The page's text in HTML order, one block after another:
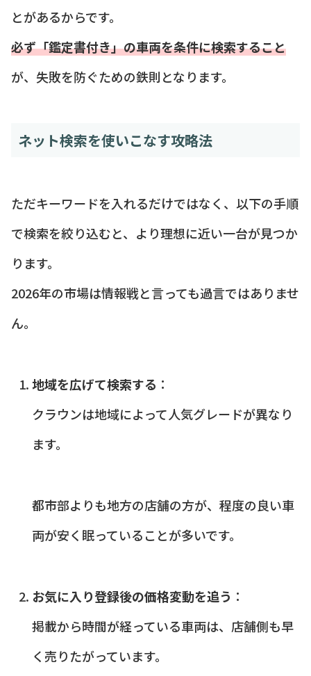
とがあるからです。
必ず「鑑定書付き」の車両を条件に検索すること
が、失敗を防ぐための鉄則となります。
ネット検索を使いこなす攻略法
ただキーワードを入れるだけではなく、以下の手順
で検索を絞り込むと、より理想に近い一台が見つか
ります。
2026年の市場は情報戦と言っても過言ではありませ
ん。
地域を広げて検索する ：
クラウンは地域によって人気グレードが異なり
ます。
都市部よりも地方の店舗の方が、程度の良い車
両が安く眠っていることが多いです。
お気に入り登録後の価格変動を追う ：
掲載から時間が経っている車両は、店舗側も早
く売りたがっています。